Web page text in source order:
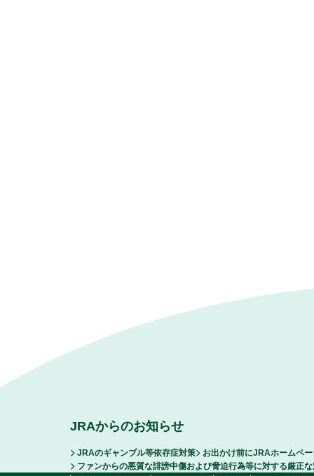
JRAからのお知らせ
JRAのギャンブル等依存症対策
お出かけ前にJRAホームペ
ファンからの悪質な誹謗中傷および脅迫行為等に対する厳正